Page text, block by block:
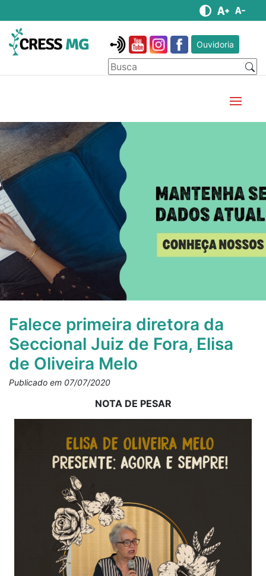
Ouvidoria
Falece primeira diretora da
Seccional Juiz de Fora, Elisa
de Oliveira Melo
Publicado em 07/07/2020
NOTA DE PESAR